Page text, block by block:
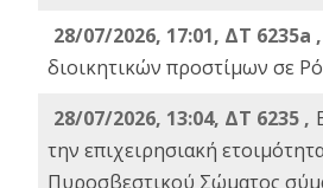
28/07/2026, 17:01, ΔΤ 6235a ,
διοικητικών προστίμων σε
28/07/2026, 13:04, ΔΤ 6235 ,
την επιχειρησιακή
Πυροσβεστικού Σώματος